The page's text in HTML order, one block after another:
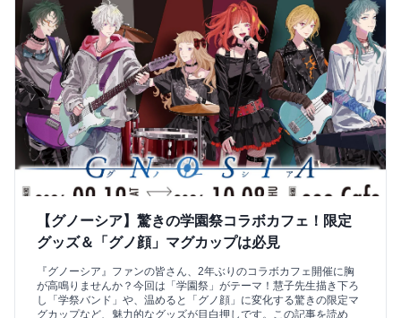
【グノーシア】驚きの学園祭コラボカフェ！限定
グッズ＆「グノ顔」マグカップは必見
『グノーシア』ファンの皆さん、2年ぶりのコラボカフェ開催に胸
が高鳴りませんか？今回は「学園祭」がテーマ！慧子先生描き下ろ
し「学祭バンド」や、温めると「グノ顔」に変化する驚きの限定マ
グカップなど、魅力的なグッズが目白押しです。この記事を読め